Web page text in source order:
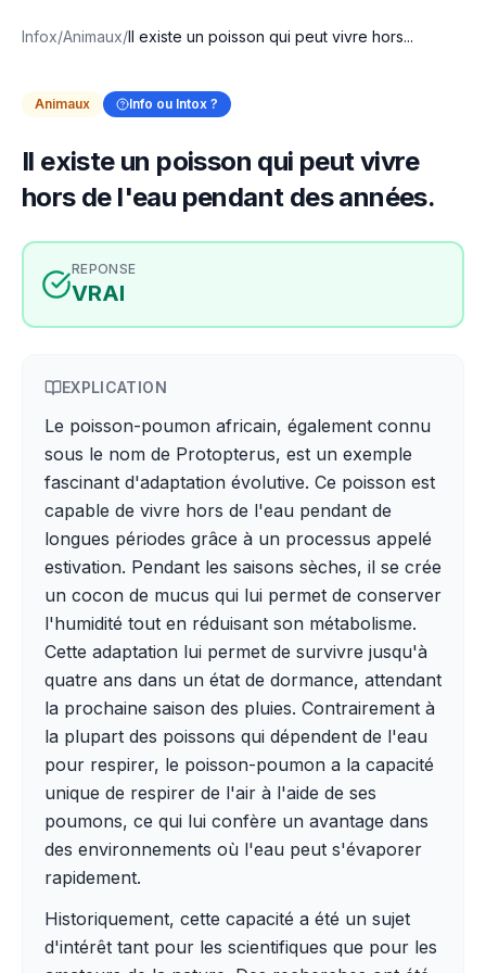
Infox/Animaux/Il existe un poisson qui peut vivre hors...
Animaux Info ou Intox ?
Il existe un poisson qui peut vivre
hors de l'eau pendant des années.
REPONSE
VRAI
EXPLICATION
Le poisson-poumon africain, également connu
sous le nom de Protopterus, est un exemple
fascinant d'adaptation évolutive. Ce poisson est
capable de vivre hors de l'eau pendant de
longues périodes grâce à un processus appelé
estivation. Pendant les saisons sèches, il se crée
un cocon de mucus qui lui permet de conserver
l'humidité tout en réduisant son métabolisme.
Cette adaptation lui permet de survivre jusqu'à
quatre ans dans un état de dormance, attendant
la prochaine saison des pluies. Contrairement à
la plupart des poissons qui dépendent de l'eau
pour respirer, le poisson-poumon a la capacité
unique de respirer de l'air à l'aide de ses
poumons, ce qui lui confère un avantage dans
des environnements où l'eau peut s'évaporer
rapidement.
Historiquement, cette capacité a été un sujet
d'intérêt tant pour les scientifiques que pour les